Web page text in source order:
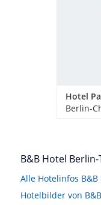
Hotel
B&B Hotel
Alle Hotelinfos
Hotelbilder von